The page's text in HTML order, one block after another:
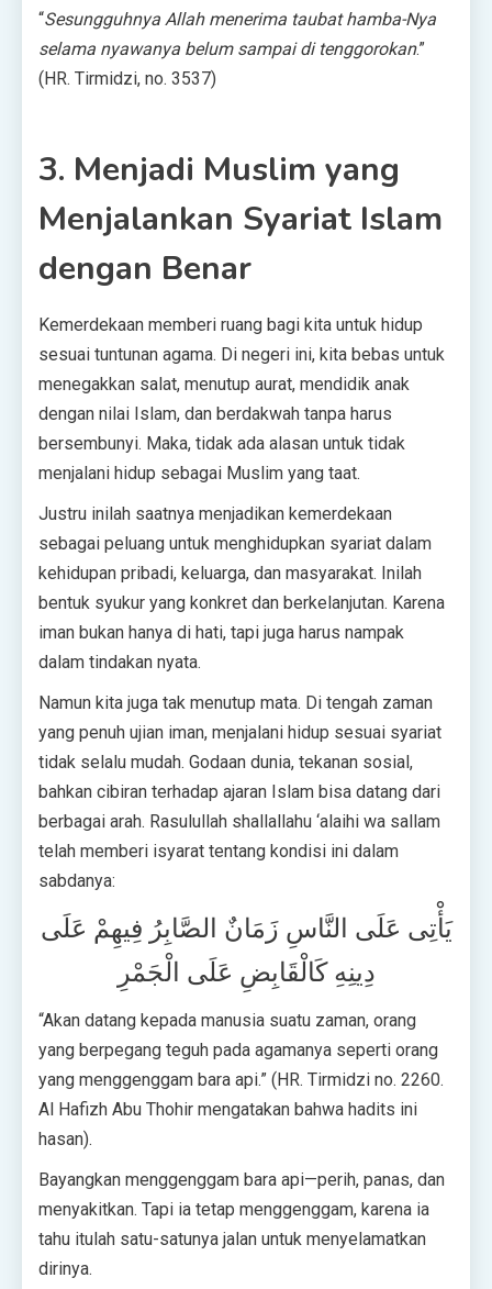
“Sesungguhnya Allah menerima taubat hamba-Nya
selama nyawanya belum sampai di tenggorokan.”
(HR. Tirmidzi, no. 3537)
3. Menjadi Muslim yang
Menjalankan Syariat Islam
dengan Benar
Kemerdekaan memberi ruang bagi kita untuk hidup
sesuai tuntunan agama. Di negeri ini, kita bebas untuk
menegakkan salat, menutup aurat, mendidik anak
dengan nilai Islam, dan berdakwah tanpa harus
bersembunyi. Maka, tidak ada alasan untuk tidak
menjalani hidup sebagai Muslim yang taat.
Justru inilah saatnya menjadikan kemerdekaan
sebagai peluang untuk menghidupkan syariat dalam
kehidupan pribadi, keluarga, dan masyarakat. Inilah
bentuk syukur yang konkret dan berkelanjutan. Karena
iman bukan hanya di hati, tapi juga harus nampak
dalam tindakan nyata.
Namun kita juga tak menutup mata. Di tengah zaman
yang penuh ujian iman, menjalani hidup sesuai syariat
tidak selalu mudah. Godaan dunia, tekanan sosial,
bahkan cibiran terhadap ajaran Islam bisa datang dari
berbagai arah. Rasulullah shallallahu ‘alaihi wa sallam
telah memberi isyarat tentang kondisi ini dalam
sabdanya:
يَأْتِى عَلَى النَّاسِ زَمَانٌ الصَّابِرُ فِيهِمْ عَلَى
دِينِهِ كَالْقَابِضِ عَلَى الْجَمْرِ
“Akan datang kepada manusia suatu zaman, orang
yang berpegang teguh pada agamanya seperti orang
yang menggenggam bara api.” (HR. Tirmidzi no. 2260.
Al Hafizh Abu Thohir mengatakan bahwa hadits ini
hasan).
Bayangkan menggenggam bara api—perih, panas, dan
menyakitkan. Tapi ia tetap menggenggam, karena ia
tahu itulah satu-satunya jalan untuk menyelamatkan
dirinya.